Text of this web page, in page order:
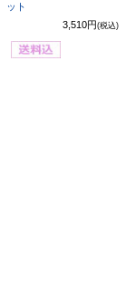
ット
3,510円(税込)